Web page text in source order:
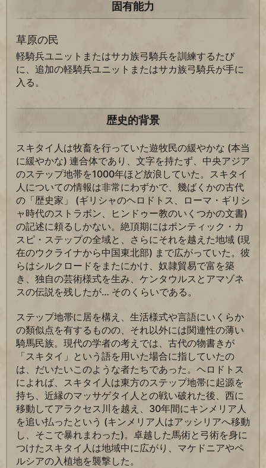
固有能力
草原の民
軽騎兵ユニットまたはサカ族弓騎兵を訓練するたび
に、追加の軽騎兵ユニットまたはサカ族弓騎兵が手に
入る。
歴史的背景
スキタイ人は牧畜を行っていた遊牧民の緩やかな (本当
に緩やかな) 連合体であり、文字を持たず、中央アジア
のステップ地帯を1000年ほど放浪していた。スキタイ
人についての情報は非常にわずかで、幾ばくかの古代
の「歴史家」 (ギリシャのヘロドトス、ローマ・ギリシ
ャ時代のストラボン、ヒンドゥー教のいくつかの文書)
の記述に頼るしかない。絶頂期にはポンティック・カ
スピ・ステップの全域と、さらにそれを越えた地域 (現
在のウクライナから中国東北部) まで広がっていた。彼
らはシルクロードをまたにかけ、奴隷貿易で富を築
き、独自の芸術様式を生み、ケンタウルスとアマゾネ
スの伝説を残したが… そのくらいである。
ステップ地帯に居を構え、生活様式や言語にいくらか
の類似点を有するものの、それ以外には関連性の薄い
騎馬民族。現代の学者の考えでは、古代の物書きが
「スキタイ」という語を用いた場合に指していたの
は、だいたいこのような者たちであった。ヘロドトス
によれば、スキタイ人は東方のステップ地帯に起源を
持ち、近縁のマッサゲタイ人との戦い破れた後、西に
移動してアラクセス川を越え、30年間にキンメリア人
を追い払ったという (キンメリア人はアッシリアへ移動
し、そこで暴れまわった)。卓越した馬術と弓術を身に
つけたスキタイ人は地域中に広がり、マケドニアやペ
ルシアの入植地を襲撃した。